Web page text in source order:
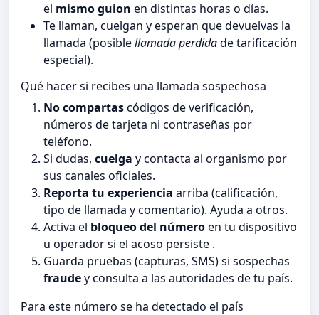
el mismo guion en distintas horas o días.
Te llaman, cuelgan y esperan que devuelvas la
llamada (posiblellamada perdidade tarificación
especial).
Qué hacer si recibes una llamada sospechosa
No compartascódigos de verificación,
números de tarjeta ni contraseñas por
teléfono.
Si dudas, cuelga y contacta al organismo por
sus canales oficiales.
Reporta tu experiencia arriba (calificación,
tipo de llamada y comentario). Ayuda a otros.
Activa el bloqueo del númeroen tu dispositivo
u operador si el acoso persiste .
Guarda pruebas (capturas, SMS) si sospechas
fraudey consulta a las autoridades de tu país.
Para este número se ha detectado el país